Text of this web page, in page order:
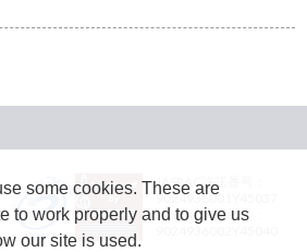
JASRAC許諾番号：
9024936001Y45037
JASRAC許諾番号：
some cookies. These are
to work properly and to give us
our site is used.